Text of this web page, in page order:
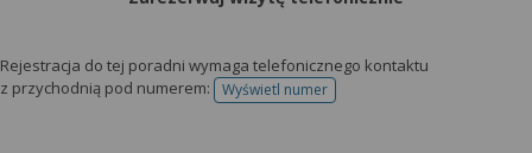
Rejestracja do tej poradni wymaga telefonicznego kontaktu
z przychodnią pod numerem:
Wyświetl numertelefonu do rejestracji